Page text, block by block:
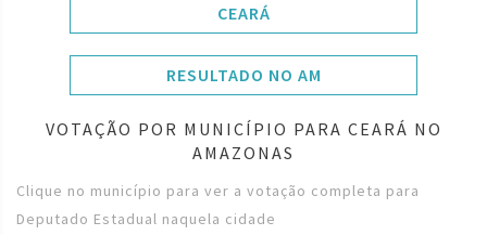
CEARÁ
RESULTADO NO AM
VOTAÇÃO POR MUNICÍPIO PARA CEARÁ NO
AMAZONAS
Clique no município para ver a votação completa para
Deputado Estadual naquela cidade